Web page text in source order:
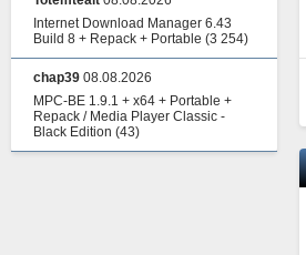
Internet Download Manager 6.43
Build 8 + Repack + Portable (3 254)
chap39 08.08.2026
MPC-BE 1.9.1 + x64 + Portable +
Repack / Media Player Classic -
Black Edition (43)